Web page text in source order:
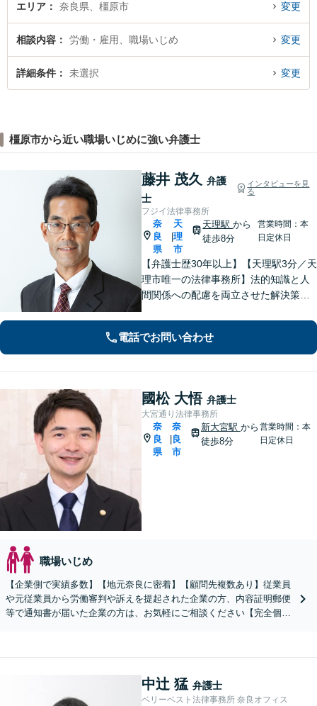
エリア 奈良県、橿原市 変更
相談内容 労働・雇用、職場いじめ 変更
詳細条件 未選択 変更
橿原市から近い職場いじめに強い弁護士
藤井 茂久 弁護
士
インタビューを見
る
フジイ法律事務所
奈
良
県
天
理
市
天理駅から
徒歩8分
営業時間：本
日定休日
【弁護士歴30年以上】【天理駅3分／天
理市唯一の法律事務所】法的知識と人
間関係への配慮を両立させた解決策を
法書士・不動産鑑定士など」相続に関
わる問題を総合的に解決へ導きます
電話でお問い合わせ
國松 大悟 弁護士
大宮通り法律事務所
奈
良
県
奈
良
市
新大宮駅 から
徒歩8分
営業時間：本
日定休日
職場いじめ
【企業側で実績多数】【地元奈良に密着】【顧問先複数あり】従業員
や元従業員から労働審判や訴えを提起された企業の方、内容証明郵便
等で通知書が届いた企業の方は、お気軽にご相談ください【完全個
中辻 猛 弁護士
ベリーベスト法律事務所 奈良オフィス